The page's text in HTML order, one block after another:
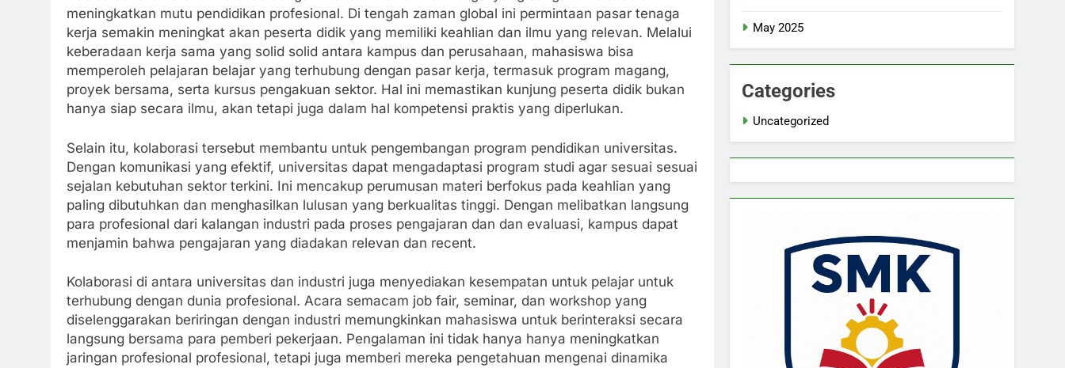
meningkatkan mutu pendidikan profesional. Di tengah zaman global ini permintaan pasar tenaga
kerja semakin meningkat akan peserta didik yang memiliki keahlian dan ilmu yang relevan. Melalui
keberadaan kerja sama yang solid solid antara kampus dan perusahaan, mahasiswa bisa
memperoleh pelajaran belajar yang terhubung dengan pasar kerja, termasuk program magang,
proyek bersama, serta kursus pengakuan sektor. Hal ini memastikan kunjung peserta didik bukan
hanya siap secara ilmu, akan tetapi juga dalam hal kompetensi praktis yang diperlukan.
Selain itu, kolaborasi tersebut membantu untuk pengembangan program pendidikan universitas.
Dengan komunikasi yang efektif, universitas dapat mengadaptasi program studi agar sesuai sesuai
sejalan kebutuhan sektor terkini. Ini mencakup perumusan materi berfokus pada keahlian yang
paling dibutuhkan dan menghasilkan lulusan yang berkualitas tinggi. Dengan melibatkan langsung
para profesional dari kalangan industri pada proses pengajaran dan dan evaluasi, kampus dapat
menjamin bahwa pengajaran yang diadakan relevan dan recent.
Kolaborasi di antara universitas dan industri juga menyediakan kesempatan untuk pelajar untuk
terhubung dengan dunia profesional. Acara semacam job fair, seminar, dan workshop yang
diselenggarakan beriringan dengan industri memungkinkan mahasiswa untuk berinteraksi secara
langsung bersama para pemberi pekerjaan. Pengalaman ini tidak hanya hanya meningkatkan
jaringan profesional profesional, tetapi juga memberi mereka pengetahuan mengenai dinamika
May 2025
Categories
Uncategorized